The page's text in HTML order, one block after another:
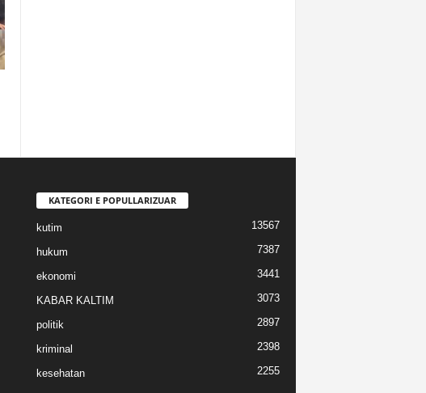
KATEGORI E POPULLARIZUAR
kutim 13567
hukum 7387
ekonomi 3441
KABAR KALTIM 3073
politik 2897
kriminal 2398
kesehatan 2255